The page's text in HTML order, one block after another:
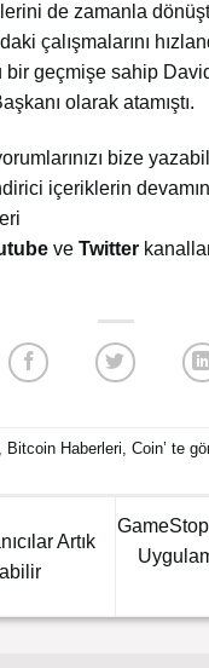
de zamanla
çalışmalarını
bir geçmişe sahip
olarak atamıştı.
bize
içeriklerin
ve Twitter
Bitcoin Haberleri ,Coin’ te
Artık